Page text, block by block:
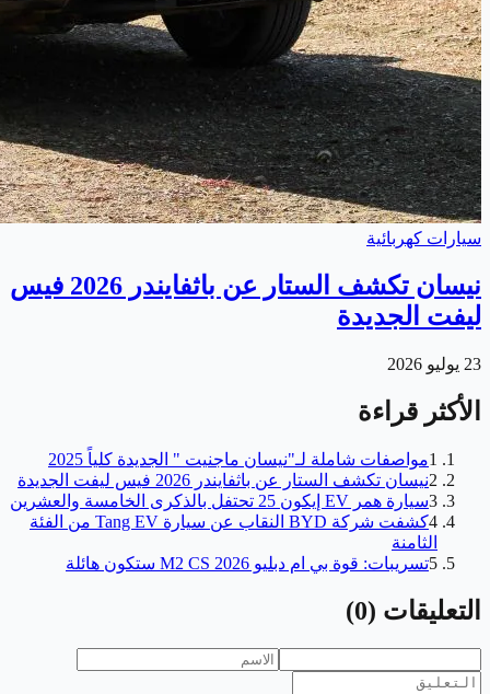
سيارات كهربائية
نيسان تكشف الستار عن باثفايندر 2026 فيس
ليفت الجديدة
23 يوليو 2026
الأكثر قراءة
1مواصفات شاملة لـ"نيسان ماجنيت " الجديدة كلياً 2025
2نيسان تكشف الستار عن باثفايندر 2026 فيس ليفت الجديدة
3سيارة همر EV إيكون 25 تحتفل بالذكرى الخامسة والعشرين
4
كشفت شركة BYD النقاب عن سيارة Tang EV من الفئة
الثامنة
5تسريبات: قوة بي ام دبليو M2 CS 2026 ستكون هائلة
التعليقات (
0
)